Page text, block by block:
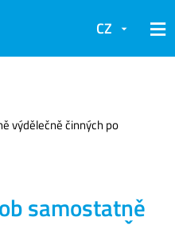
CZ
výdělečně činných po
samostatně